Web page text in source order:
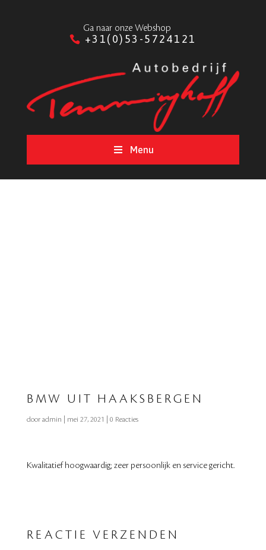
Ga naar onze Webshop
+31(0)53-5724121
Menu
BMW UIT HAAKSBERGEN
door admin mei 27, 2021 0 Reacties
Kwalitatief hoogwaardig; zeer persoonlijk en service gericht.
REACTIE VERZENDEN